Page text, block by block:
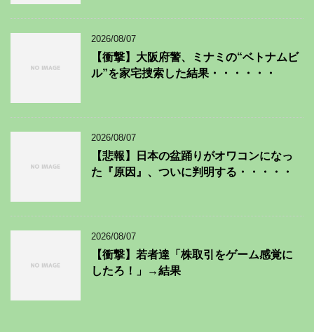
2026/08/07
【衝撃】大阪府警、ミナミの“ベトナムビ
ル”を家宅捜索した結果・・・・・・
2026/08/07
【悲報】日本の盆踊りがオワコンになっ
た『原因』、ついに判明する・・・・・
2026/08/07
【衝撃】若者達「株取引をゲーム感覚に
したろ！」→結果